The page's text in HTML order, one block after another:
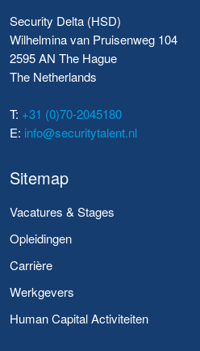
Security Delta (HSD)
Wilhelmina van Pruisenweg 104
2595 AN The Hague
The Netherlands
T: +31 (0)70-2045180
E: info@securitytalent.nl
Sitemap
Vacatures & Stages
Opleidingen
Carrière
Werkgevers
Human Capital Activiteiten